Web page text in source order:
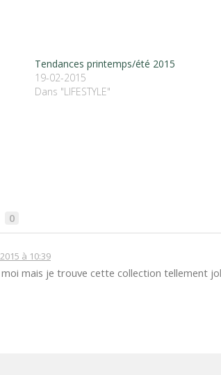
Tendances printemps/été 2015
19-02-2015
Dans "LIFESTYLE"
0
à 10:39
mais je trouve cette collection tellement